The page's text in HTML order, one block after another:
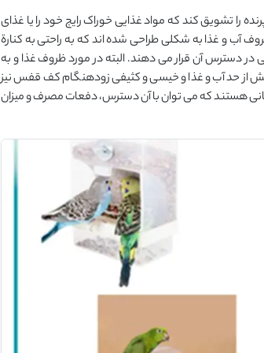
را تشویق کند که مواد غذایی خوراک رایج خود را یا غذای
آب و غذا به شکلی طراحی شده اند که به راحتی به کنارة
در دسترس آن قرار می دهند. البته در مورد ظروف غذا و به
از حد آب و غذا و خیسی و کثیفی زودهنگام کف قفس نیز
هستند که می توان با آن دسترس، دفعات مصرف و میزان